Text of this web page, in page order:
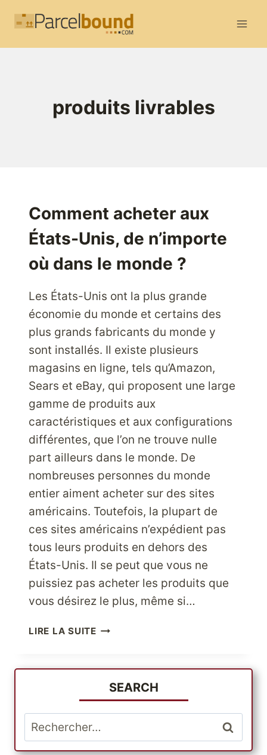
produits livrables
Comment acheter aux
États-Unis, de n’importe
où dans le monde ?
Les États-Unis ont la plus grande
économie du monde et certains des
plus grands fabricants du monde y
sont installés. Il existe plusieurs
magasins en ligne, tels qu’Amazon,
Sears et eBay, qui proposent une large
gamme de produits aux
caractéristiques et aux configurations
différentes, que l’on ne trouve nulle
part ailleurs dans le monde. De
nombreuses personnes du monde
entier aiment acheter sur des sites
américains. Toutefois, la plupart de
ces sites américains n’expédient pas
tous leurs produits en dehors des
États-Unis. Il se peut que vous ne
puissiez pas acheter les produits que
vous désirez le plus, même si…
LIRE LA SUITECOMMENT
ÉTATS-
UNIS,
DE
N’IMPORTE
OÙ
DANS
SEARCH
Rechercher :